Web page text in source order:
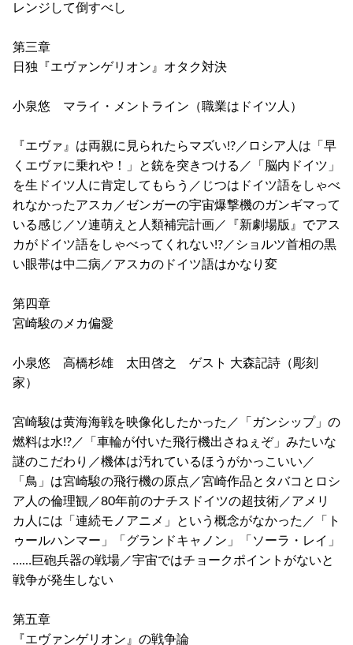
レンジして倒すべし
第三章
日独『エヴァンゲリオン』オタク対決
小泉悠 マライ・メントライン（職業はドイツ人）
『エヴァ』は両親に見られたらマズい!?／ロシア人は「早
くエヴァに乗れや！」と銃を突きつける／「脳内ドイツ」
を生ドイツ人に肯定してもらう／じつはドイツ語をしゃべ
れなかったアスカ／ゼンガーの宇宙爆撃機のガンギマって
いる感じ／ソ連萌えと人類補完計画／『新劇場版』でアス
カがドイツ語をしゃべってくれない!?／ショルツ首相の黒
い眼帯は中二病／アスカのドイツ語はかなり変
第四章
宮崎駿のメカ偏愛
小泉悠 高橋杉雄 太田啓之 ゲスト 大森記詩（彫刻
家）
宮崎駿は黄海海戦を映像化したかった／「ガンシップ」の
燃料は水!?／「車輪が付いた飛行機出さねぇぞ」みたいな
謎のこだわり／機体は汚れているほうがかっこいい／
「鳥」は宮崎駿の飛行機の原点／宮崎作品とタバコとロシ
ア人の倫理観／80年前のナチスドイツの超技術／アメリ
カ人には「連続モノアニメ」という概念がなかった／「ト
ゥールハンマー」「グランドキャノン」「ソーラ・レイ」
……巨砲兵器の戦場／宇宙ではチョークポイントがないと
戦争が発生しない
第五章
『エヴァンゲリオン』の戦争論